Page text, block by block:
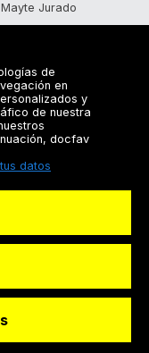
Mayte Jurado
S.L
de
en
y
de nuestra
docfav
datos